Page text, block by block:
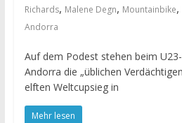
Richards, Malene Degn, Mountainbike,
Andorra
Auf dem Podest stehen beim
Andorra die „üblichen
elften Weltcupsieg in
Mehr lesen